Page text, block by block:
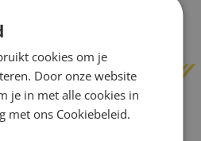
2 werkdagen
cookies om je
Door onze website
je in met alle cookies in
met ons Cookiebeleid.